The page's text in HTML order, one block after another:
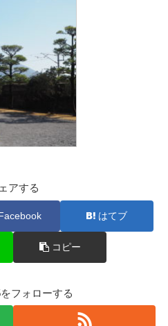
アする
はてブ
コピー
フォローする